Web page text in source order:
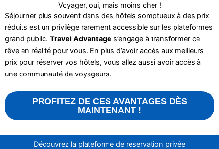
Voyager, oui, mais moins cher !
Séjourner plus souvent dans des hôtels somptueux à des prix
réduits est un privilège rarement accessible sur les plateformes
grand public. Travel Advantage s’engage à transformer ce
rêve en réalité pour vous. En plus d’avoir accès aux meilleurs
prix pour réserver vos hôtels, vous allez aussi avoir accès à
une communauté de voyageurs.
PROFITEZ DE CES AVANTAGES DÈS
MAINTENANT !
Découvrez la plateforme de réservation privée